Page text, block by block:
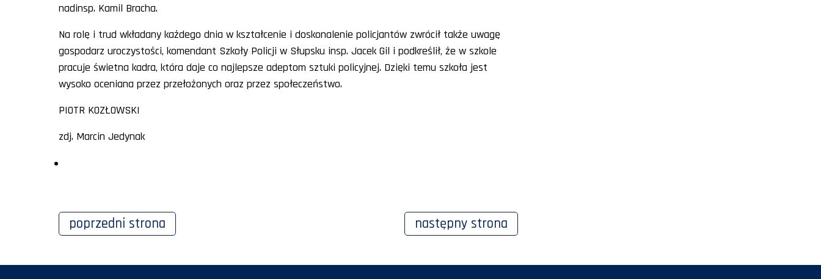
nadinsp. Kamil Bracha.
Na rolę i trud wkładany każdego dnia w kształcenie i doskonalenie policjantów zwrócił także uwagę
gospodarz uroczystości, komendant Szkoły Policji w Słupsku insp. Jacek Gil i podkreślił, że w szkole
pracuje świetna kadra, która daje co najlepsze adeptom sztuki policyjnej. Dzięki temu szkoła jest
wysoko oceniana przez przełożonych oraz przez społeczeństwo.
PIOTR KOZŁOWSKI
zdj. Marcin Jedynak
poprzedni strona następny strona